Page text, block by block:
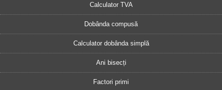
Calculator TVA
Dobânda compusă
Calculator dobânda simplă
Ani bisecți
Factori primi